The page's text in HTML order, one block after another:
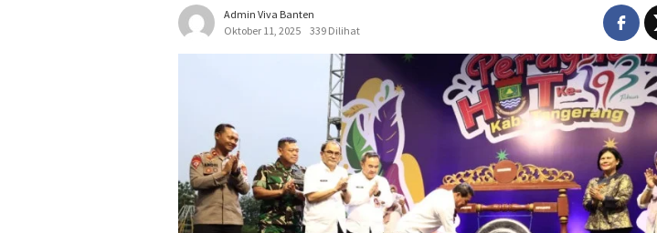
Admin Viva Banten
Oktober 11, 2025
339 Dilihat